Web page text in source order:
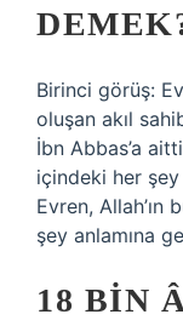
Birinci görüş:
oluşan akıl
İbn Abbas’a
içindeki her
Evren, Allah’ın
şey anlamına
18 BIN